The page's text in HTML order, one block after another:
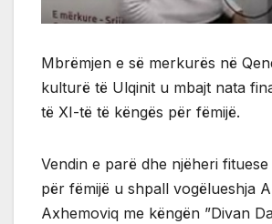
Mbrëmjen e së merkurës në
kulturë të Ulqinit u mbajt nata
të XI-të të këngës për fëmijë.
Vendin e parë dhe njëheri
për fëmijë u shpall vogëlueshja
Axhemoviq me këngën ”Divan